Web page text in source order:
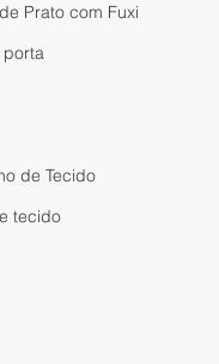
Prato com Fuxi
porta
de Tecido
tecido